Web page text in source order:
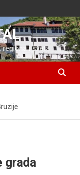
regiona i sveta
grada